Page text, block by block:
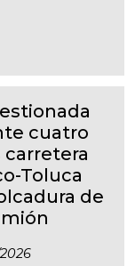
cuatro
carretera
Toluca
de